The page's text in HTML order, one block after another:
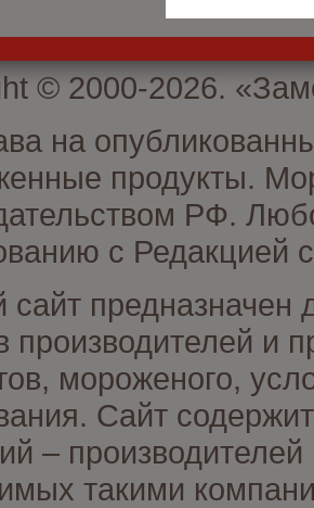
© 2000-2026.
на
продукты.
РФ.
с Редакцией
предназначен
производителей и
мороженого,
Сайт
–
такими